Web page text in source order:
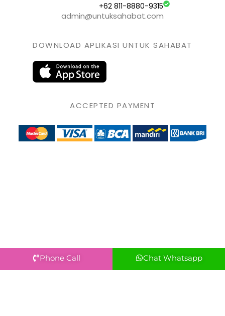
+62 811-8880-9315
admin@untuksahabat.com
DOWNLOAD APLIKASI UNTUK SAHABAT
ACCEPTED PAYMENT
Phone Call Chat Whatsapp